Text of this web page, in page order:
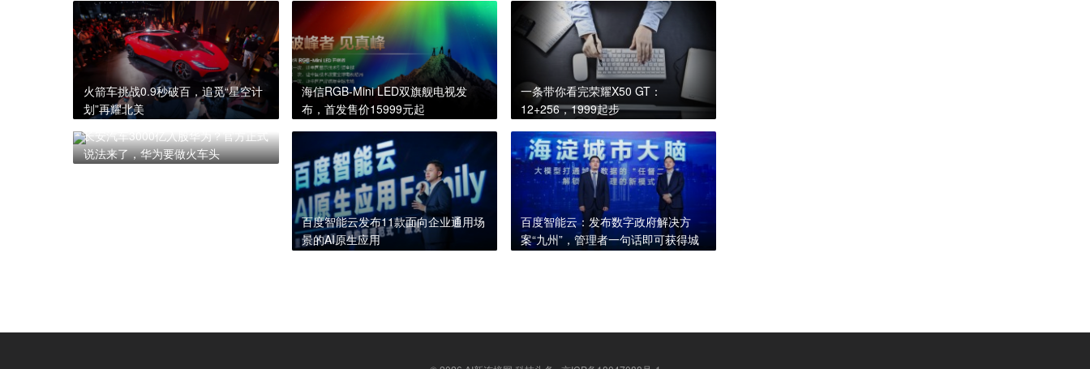
火箭车挑战0.9秒破百，追觅“星空计
划”再耀北美
海信RGB-Mini LED双旗舰电视发
布，首发售价15999元起
一条带你看完荣耀X50 GT：
12+256，1999起步
长安汽车3000亿入股华为？官方正式
说法来了，华为要做火车头
百度智能云发布11款面向企业通用场
景的AI原生应用
百度智能云：发布数字政府解决方
案“九州”，管理者一句话即可获得城